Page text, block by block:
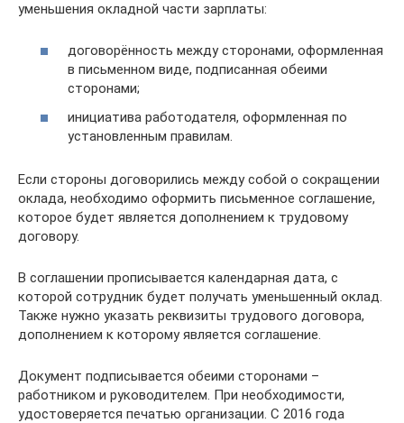
уменьшения окладной части зарплаты:
договорённость между сторонами, оформленная
в письменном виде, подписанная обеими
сторонами;
инициатива работодателя, оформленная по
установленным правилам.
Если стороны договорились между собой о сокращении
оклада, необходимо оформить письменное соглашение,
которое будет является дополнением к трудовому
договору.
В соглашении прописывается календарная дата, с
которой сотрудник будет получать уменьшенный оклад.
Также нужно указать реквизиты трудового договора,
дополнением к которому является соглашение.
Документ подписывается обеими сторонами –
работником и руководителем. При необходимости,
удостоверяется печатью организации. С 2016 года